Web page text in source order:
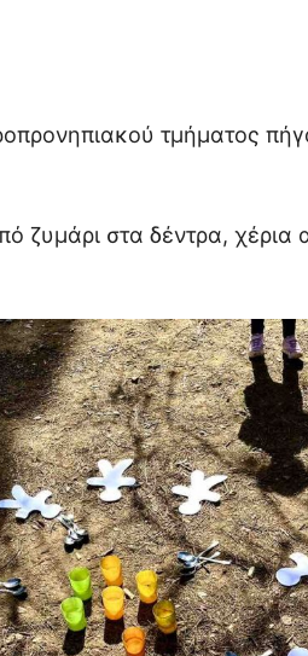
τμήματος
ζυμάρι στα δέντρα,